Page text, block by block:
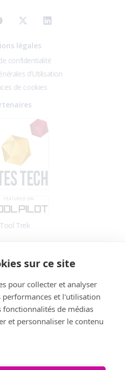
sur ce site
pour collecter et analyser
et l'utilisation
de médias
et personnaliser le contenu
légales
confidentialité
d'Utilisation
de cookies
Trek